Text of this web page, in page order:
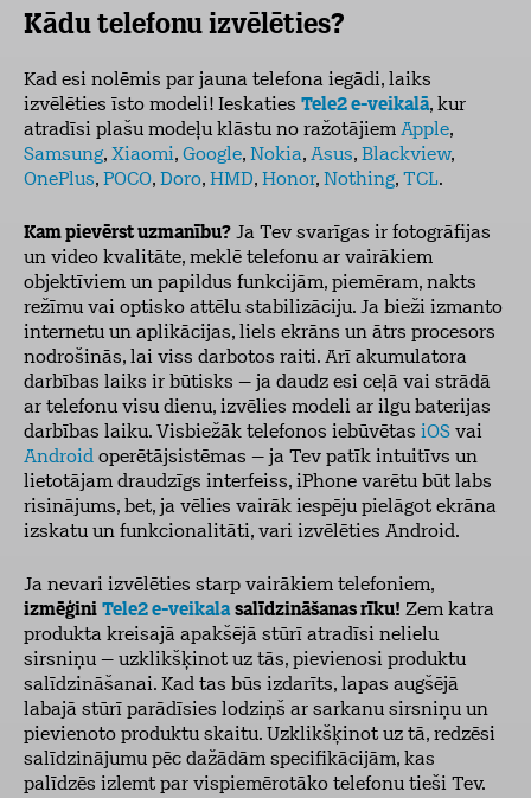
Kādu telefonu izvēlēties?
Kad esi nolēmis par jauna telefona iegādi, laiks
izvēlēties īsto modeli! Ieskaties Tele2 e-veikalā, kur
atradīsi plašu modeļu klāstu no ražotājiem Apple,
Samsung, Xiaomi, Google, Nokia, Asus, Blackview,
OnePlus, POCO, Doro, HMD, Honor, Nothing, TCL.
Kam pievērst uzmanību? Ja Tev svarīgas ir fotogrāfijas
un video kvalitāte, meklē telefonu ar vairākiem
objektīviem un papildus funkcijām, piemēram, nakts
režīmu vai optisko attēlu stabilizāciju. Ja bieži izmanto
internetu un aplikācijas, liels ekrāns un ātrs procesors
nodrošinās, lai viss darbotos raiti. Arī akumulatora
darbības laiks ir būtisks – ja daudz esi ceļā vai strādā
ar telefonu visu dienu, izvēlies modeli ar ilgu baterijas
darbības laiku. Visbiežāk telefonos iebūvētas iOS vai
Android operētājsistēmas – ja Tev patīk intuitīvs un
lietotājam draudzīgs interfeiss, iPhone varētu būt labs
risinājums, bet, ja vēlies vairāk iespēju pielāgot ekrāna
izskatu un funkcionalitāti, vari izvēlēties Android.
Ja nevari izvēlēties starp vairākiem telefoniem,
izmēģini Tele2 e-veikala salīdzināšanas rīku! Zem katra
produkta kreisajā apakšējā stūrī atradīsi nelielu
sirsniņu – uzklikšķinot uz tās, pievienosi produktu
salīdzināšanai. Kad tas būs izdarīts, lapas augšējā
labajā stūrī parādīsies lodziņš ar sarkanu sirsniņu un
pievienoto produktu skaitu. Uzklikšķinot uz tā, redzēsi
salīdzinājumu pēc dažādām specifikācijām, kas
palīdzēs izlemt par vispiemērotāko telefonu tieši Tev.